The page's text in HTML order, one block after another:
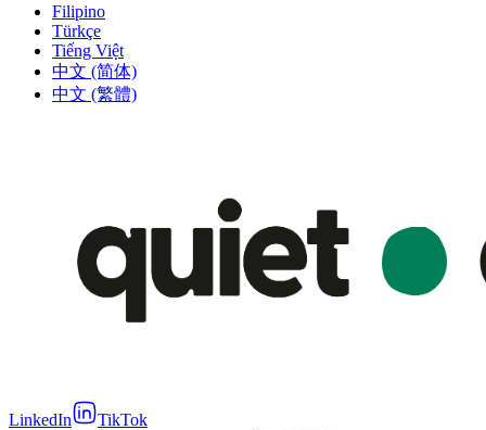
Filipino
Türkçe
Tiếng Việt
中文 (简体)
中文 (繁體)
LinkedIn TikTok